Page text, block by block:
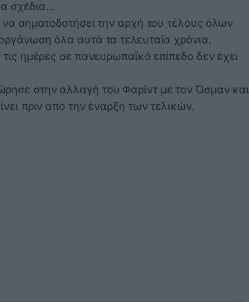
σχέδια…
σηματοδοτήσει την αρχή του τέλους όλων
όλα αυτά τα τελευταία χρόνια.
ημέρες σε πανευρωπαϊκό επίπεδο δεν έχει
στην αλλαγή του Φαρίντ με τον Όσμαν και
πριν από την έναρξη των τελικών.